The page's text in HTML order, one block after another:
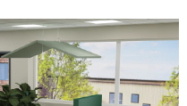
på nya skolan:
ihop och ”pratar” med